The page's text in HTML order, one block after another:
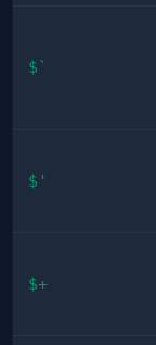
$`
$'
$+